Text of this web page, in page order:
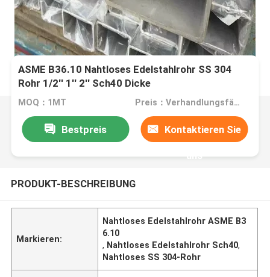
ASME B36.10 Nahtloses Edelstahlrohr SS 304
Rohr 1/2'' 1'' 2'' Sch40 Dicke
MOQ：1MT Preis：Verhandlungsfähig
Bestpreis Kontaktieren Sie
uns
PRODUKT-BESCHREIBUNG
Markieren:
Nahtloses Edelstahlrohr ASME B3
6.10
, Nahtloses Edelstahlrohr Sch40,
Nahtloses SS 304-Rohr